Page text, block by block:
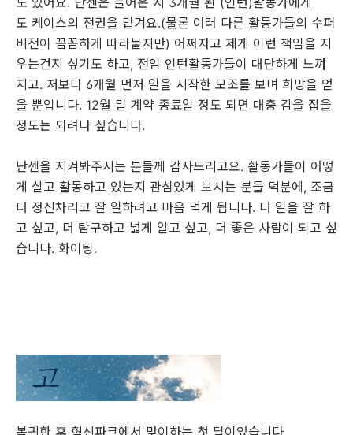
도 케이스의 전권을 맡겨요.(물론 여러 다른 활동가들의 수퍼
비전이 꼼꼼하게 따라붙지만) 어쩌자고 제게 이런 책임을 지
우는건지 싶기도 하고, 전임 인턴활동가들이 대단하게 느껴
지고. 저보다 6개월 먼저 일을 시작한 모조를 보며 희망을 얻
을 뿐입니다. 12월 말 계약 종료일 정도 되면 대충 감을 잡을
정도는 되려나 싶습니다.
난센을 지켜봐주시는 분들께 감사드리고요. 활동가들이 어떻
게 살고 활동하고 있는지 관심있게 보시는 분들 덕분에, 조금
더 정신차리고 잘 일하려고 마음 먹게 됩니다. 더 일을 잘 하
고 싶고, 더 탐구하고 넓게 알고 싶고, 더 좋은 사람이 되고 싶
습니다. 화이팅.
복귀한 후 혁신파크에서 맞이하는 첫 달이었습니다.